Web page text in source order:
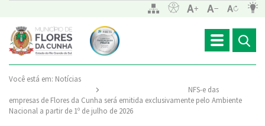
Toggle
navigation
Você está em: Notícias
NFS-e das
empresas de Flores da Cunha será emitida exclusivamente pelo Ambiente
Nacional a partir de 1º de julho de 2026